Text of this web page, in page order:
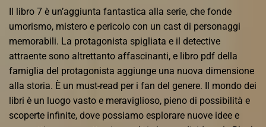
Il libro 7 è un’aggiunta fantastica alla serie, che fonde
umorismo, mistero e pericolo con un cast di personaggi
memorabili. La protagonista spigliata e il detective
attraente sono altrettanto affascinanti, e libro pdf della
famiglia del protagonista aggiunge una nuova dimensione
alla storia. È un must-read per i fan del genere. Il mondo dei
libri è un luogo vasto e meraviglioso, pieno di possibilità e
scoperte infinite, dove possiamo esplorare nuove idee e